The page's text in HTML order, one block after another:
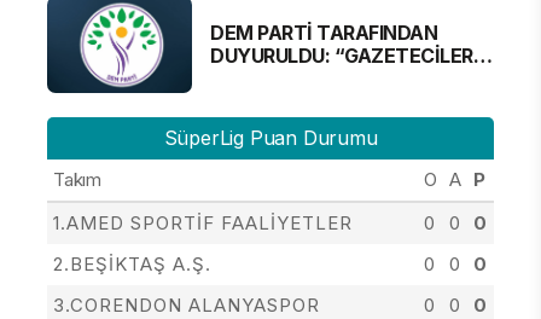
DEM PARTİ TARAFINDAN
DUYURULDU: “GAZETECİLER
SüperLig Puan Durumu
Takım O A P
1.AMED SPORTİF FAALİYETLER
0 0
0
2.BEŞİKTAŞ A.Ş.
0 0
0
3.CORENDON ALANYASPOR
0 0
0